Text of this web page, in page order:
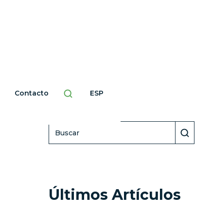
Contacto ESP
Últimos Artículos